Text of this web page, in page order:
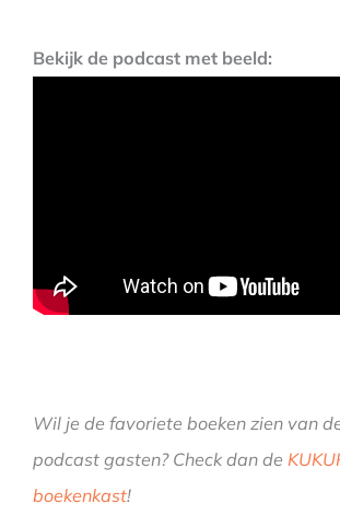
Bekijk de podcast met beeld:
Wil je de favoriete boeken zien van
podcast gasten? Check dan de
boekenkast!